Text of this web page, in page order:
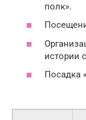
полк».
истории
Посадка